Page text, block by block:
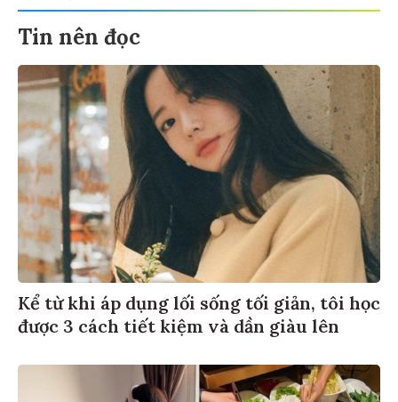
Tin nên đọc
Kể từ khi áp dụng lối sống tối giản, tôi học
được 3 cách tiết kiệm và dần giàu lên